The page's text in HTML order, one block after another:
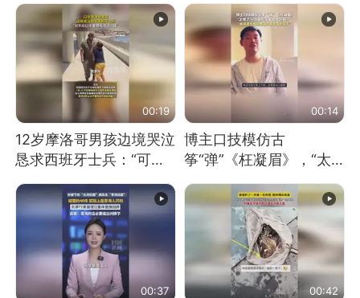
消息）
处理
00:19
12岁摩洛哥男孩边境哭泣
恳求西班牙士兵：“可不
可以不要把我遣返回国”
00:14
博主口技模仿古
筝“弹”《枉凝眉》，“太
像了～你是吃古筝长大的
吗？”“或将成为首位考级
不带古筝的选手。”（来
源：新华每日电讯）
00:37 00:42